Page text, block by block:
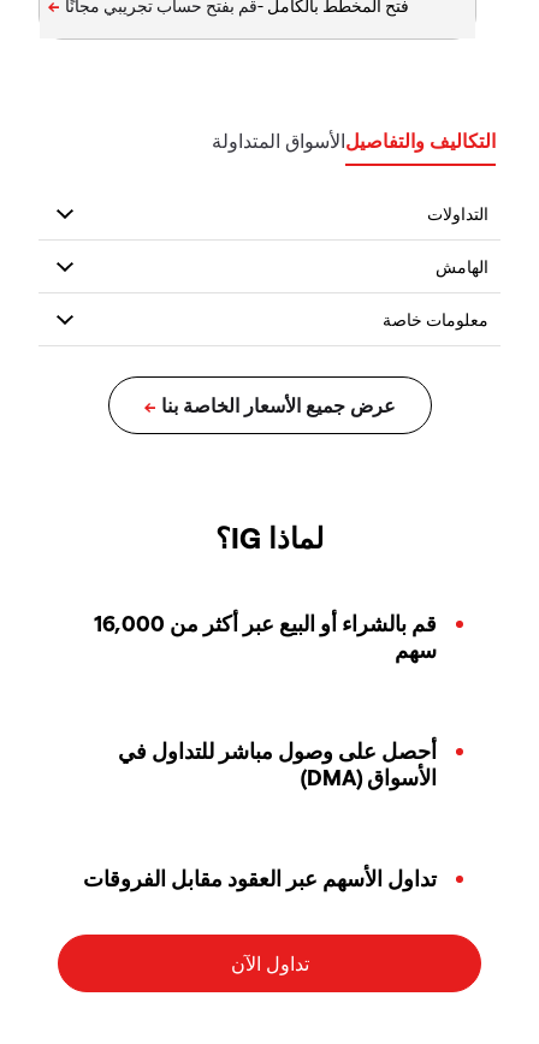
فتح المخطط بالكامل -
التكاليف والتفاصيلالأسواق المتداولة
لماذا IG؟
قم بالشراء أو البيع عبر أكثر من 16,000
سهم
أحصل على وصول مباشر للتداول في
الأسواق (DMA)
تداول الأسهم عبر العقود مقابل الفروقات